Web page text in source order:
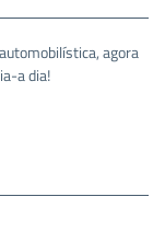
agora
a dia!